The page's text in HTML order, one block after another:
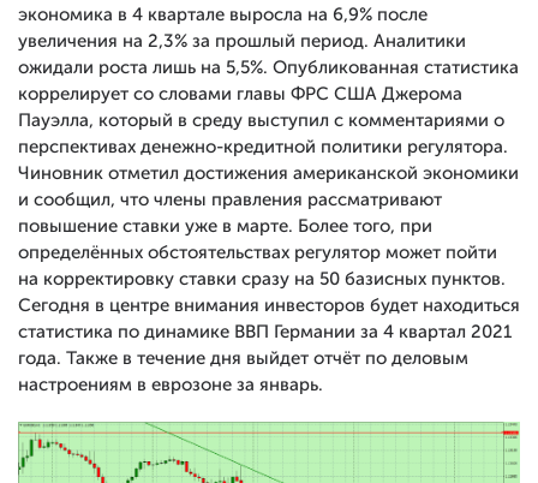
экономика в 4 квартале выросла на 6,9% после
увеличения на 2,3% за прошлый период. Аналитики
ожидали роста лишь на 5,5%. Опубликованная статистика
коррелирует со словами главы ФРС США Джерома
Пауэлла, который в среду выступил с комментариями о
перспективах денежно-кредитной политики регулятора.
Чиновник отметил достижения американской экономики
и сообщил, что члены правления рассматривают
повышение ставки уже в марте. Более того, при
определённых обстоятельствах регулятор может пойти
на корректировку ставки сразу на 50 базисных пунктов.
Сегодня в центре внимания инвесторов будет находиться
статистика по динамике ВВП Германии за 4 квартал 2021
года. Также в течение дня выйдет отчёт по деловым
настроениям в еврозоне за январь.